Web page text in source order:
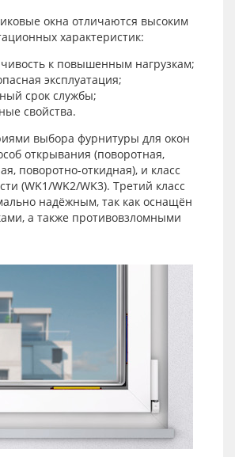
окна отличаются высоким
характеристик:
к повышенным нагрузкам;
эксплуатация;
срок службы;
свойства.
выбора фурнитуры для окон
открывания (поворотная,
поворотно-откидная), и класс
(WK1/WK2/WK3). Третий класс
надёжным, так как оснащён
а также противовзломными